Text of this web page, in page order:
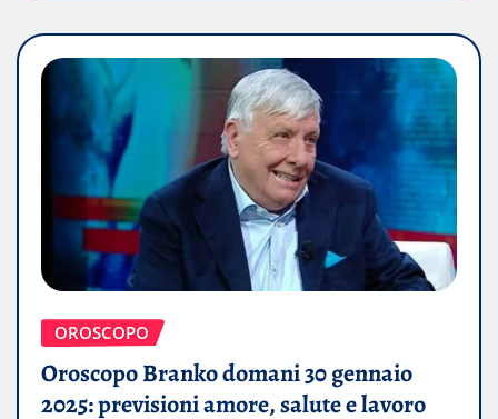
OROSCOPO
Oroscopo Branko domani 30 gennaio
2025: previsioni amore, salute e lavoro